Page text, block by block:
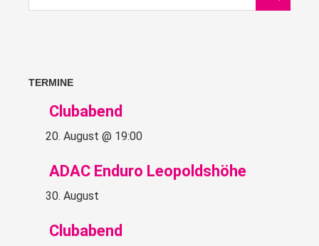
TERMINE
Clubabend
20. August @ 19:00
ADAC Enduro Leopoldshöhe
30. August
Clubabend